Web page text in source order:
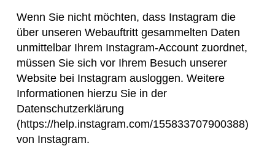
Wenn Sie nicht möchten, dass Instagram die
über unseren Webauftritt gesammelten Daten
unmittelbar Ihrem Instagram-Account zuordnet,
müssen Sie sich vor Ihrem Besuch unserer
Website bei Instagram ausloggen. Weitere
Informationen hierzu Sie in der
Datenschutzerklärung
(https://help.instagram.com/155833707900388)
von Instagram.